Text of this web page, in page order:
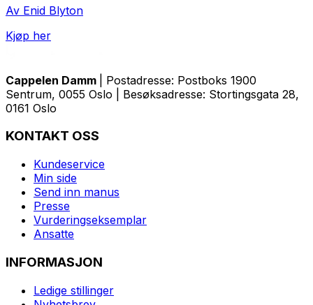
Av Enid Blyton
Kjøp her
Cappelen Damm
| Postadresse: Postboks 1900
Sentrum, 0055 Oslo | Besøksadresse: Stortingsgata 28,
0161 Oslo
KONTAKT OSS
Kundeservice
Min side
Send inn manus
Presse
Vurderingseksemplar
Ansatte
INFORMASJON
Ledige stillinger